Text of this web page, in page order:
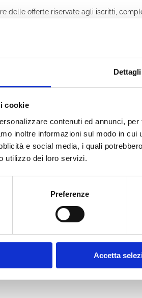
Dettagli
cookie
contenuti ed annunci,
inoltre informazioni sul modo in
e social media, i quali
utilizzo dei loro servizi.
Preferenze
Accetta
delle offerte riservate agli iscritti,